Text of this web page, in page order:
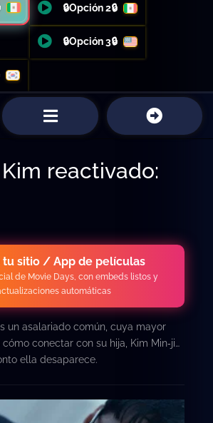
🔒Opción 2🔒
🔒Opción 3🔒
reactivado:
tu sitio / App de películas
de Movie Days, con embeds listos y
automáticas
un asalariado común, cuya mayor
conectar con su hija, Kim Min‑ji…
ella desaparece.